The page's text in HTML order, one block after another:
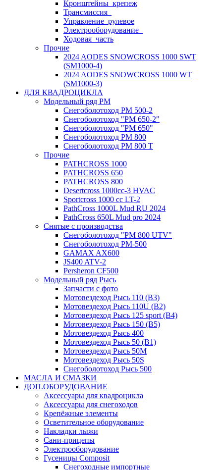
Кронштейны_крепеж
Трансмиссия_
Управление_рулевое
Электрооборудование_
Ходовая_часть
Прочие
2024 AODES SNOWCROSS 1000 SWT
(SM1000-4)
2024 AODES SNOWCROSS 1000 WT
(SM1000-3)
ДЛЯ КВАДРОЦИКЛА
Модельный ряд РМ
Снегоболотоход РМ 500-2
Снегоболотоход "РМ 650-2"
Снегоболотоход "РМ 650"
Снегоболотоход РМ 800
Снегоболотоход РМ 800 Т
Прочие
PATHCROSS 1000
PATHCROSS 650
PATHCROSS 800
Desertcross 1000cc-3 HVAC
Sportcross 1000 cc LT-2
PathCross 1000L Mud RU 2024
PathCross 650L Mud pro 2024
Снятые с производства
Снегоболотоход "РМ 800 UTV"
Снегоболотоход РМ-500
GAMAX AX600
JS400 ATV-2
Persheron CF500
Модельный ряд Рысь
Запчасти с фото
Мотовездеход Рысь 110 (B3)
Мотовездеход Рысь 110U (B2)
Мотовездеход Рысь 125 sport (B4)
Мотовездеход Рысь 150 (B5)
Мотовездеход Рысь 400
Мотовездеход Рысь 50 (B1)
Мотовездеход Рысь 50M
Мотовездеход Рысь 50S
Снегоболотоход Рысь 500
МАСЛА И СМАЗКИ
ДОП.ОБОРУДОВАНИЕ
Аксессуары для квадроцикла
Аксессуары для снегоходов
Крепёжные элементы
Осветительное оборудование
Накладки лыжи
Сани-прицепы
Электрооборудование
Гусеницы Composit
Снегоходные импортные